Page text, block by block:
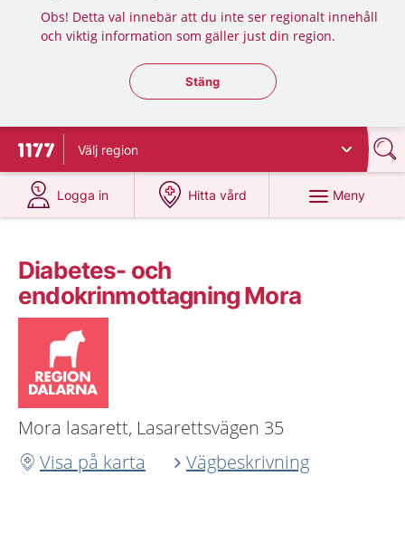
Obs! Detta val innebär att du inte ser regionalt innehåll
och viktig information som gäller just din region.
Stäng regionsväljaren
Stäng
Till startsidan för 1177
Välj region
Logga in
på 1177.se
Hitta vård
på 1177.se
Meny
Diabetes- och
endokrinmottagning Mora
Mora lasarett, Lasarettsvägen 35
Visa på karta
Vägbeskrivning